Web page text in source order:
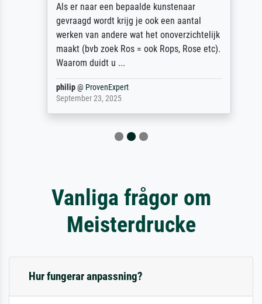
Als er naar een bepaalde kunstenaar
gevraagd wordt krijg je ook een aantal
werken van andere wat het onoverzichtelijk
maakt (bvb zoek Ros = ook Rops, Rose etc).
Waarom duidt u ...
philip @ProvenExpert
September 23, 2025
Vanliga frågor om
Meisterdrucke
Hur fungerar anpassning?